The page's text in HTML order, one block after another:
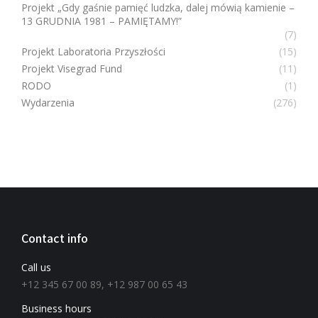
Projekt „Gdy gaśnie pamięć ludzka, dalej mówią kamienie –
13 GRUDNIA 1981 – PAMIĘTAMY!”
(7)
Projekt Laboratoria Przyszłości
(15)
Projekt Visegrad Fund
(11)
RODO
(1)
Wydarzenia
(276)
Contact info
Call us
+12 345 67 00 89, +12 987 00 65 43
Business hours